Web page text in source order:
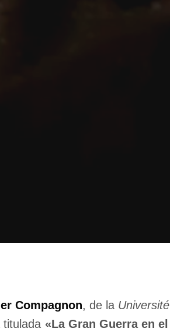
Compagnon, de la Université
titulada «La Gran Guerra en el